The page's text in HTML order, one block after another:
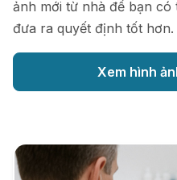
ảnh mới từ nhà để bạn có
đưa ra quyết định tốt hơn.
Xem hình